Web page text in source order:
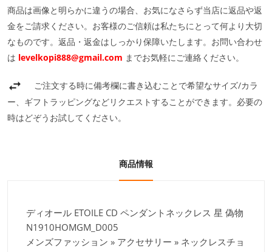
商品は画像と明らかに違うの場合、お気になさらず当店に返品や返
金をご請求ください。お客様のご信頼は私たちにとって何より大切
なものです。返品・返金はしっかり保障いたします。お問い合わせ
は levelkopi888@gmail.com までお気軽にご連絡ください。
ご注文する時に備考欄に書き込むことで希望なサイズ/カラ
ー、ギフトラッピングなどリクエストすることができます。必要の
時はどぞうお試してください。
商品情報
ディオール ETOILE CD ペンダントネックレス 星 偽物
N1910HOMGM_D005
メンズファッション » アクセサリー » ネックレスチョ